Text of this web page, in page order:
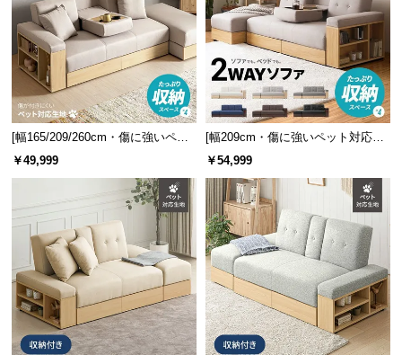
報
[幅165/209/260cm・傷に強いペッ
ト対応生地も] 収納付き3人掛け多
￥49,999
[幅209cm・傷に強いペット対応生
地も] 収納付き3人掛け多機能ソフ
￥54,999